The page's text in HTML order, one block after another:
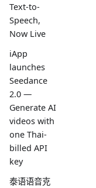
Text-to-
Speech,
Now Live
iApp
launches
Seedance
2.0 —
Generate AI
videos with
one Thai-
billed API
key
泰语语音克